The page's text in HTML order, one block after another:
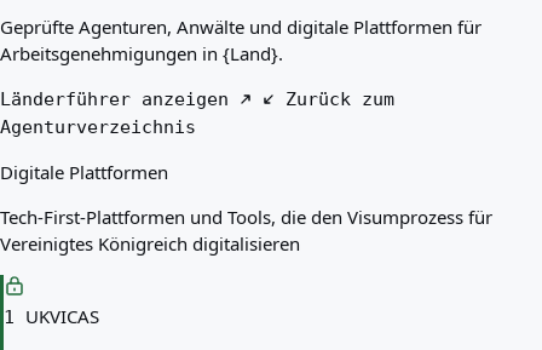
Über uns
Ressourcen
Agenturen
Glossar
Ratgeber
Ankunftsleitfäden
Werkzeuge
Routenschwierigkeitsgrad
Geprüfte Agenturen, Anwälte und digitale Plattformen für
Arbeitsgenehmigungen in {Land}.
Länderführer anzeigen
Zurück zum
Agenturverzeichnis
Digitale Plattformen
Tech-First-Plattformen und Tools, die den Visumprozess für
Vereinigtes Königreich digitalisieren
1 UKVICAS